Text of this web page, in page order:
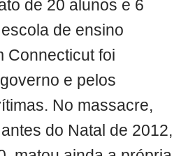
de 20 alunos e 6
de ensino
Connecticut foi
e pelos
No massacre,
do Natal de 2012,